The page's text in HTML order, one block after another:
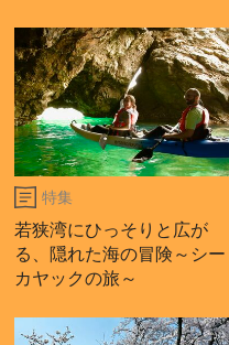
特集
若狭湾にひっそりと広が
る、隠れた海の冒険～シー
カヤックの旅～